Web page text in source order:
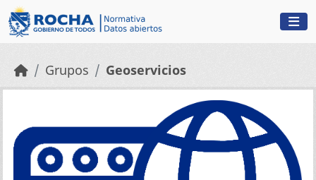
Skip to main content
Grupos Geoservicios